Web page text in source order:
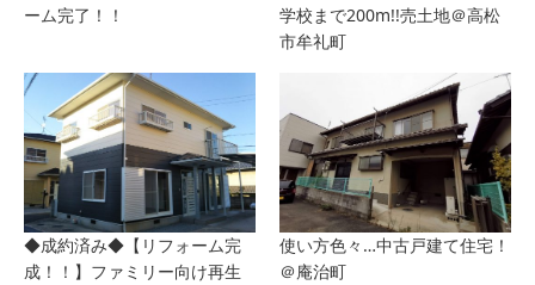
ーム完了！！
学校まで200m!!売土地＠高松
市牟礼町
◆成約済み◆【リフォーム完
成！！】ファミリー向け再生
使い方色々…中古戸建て住宅！
＠庵治町